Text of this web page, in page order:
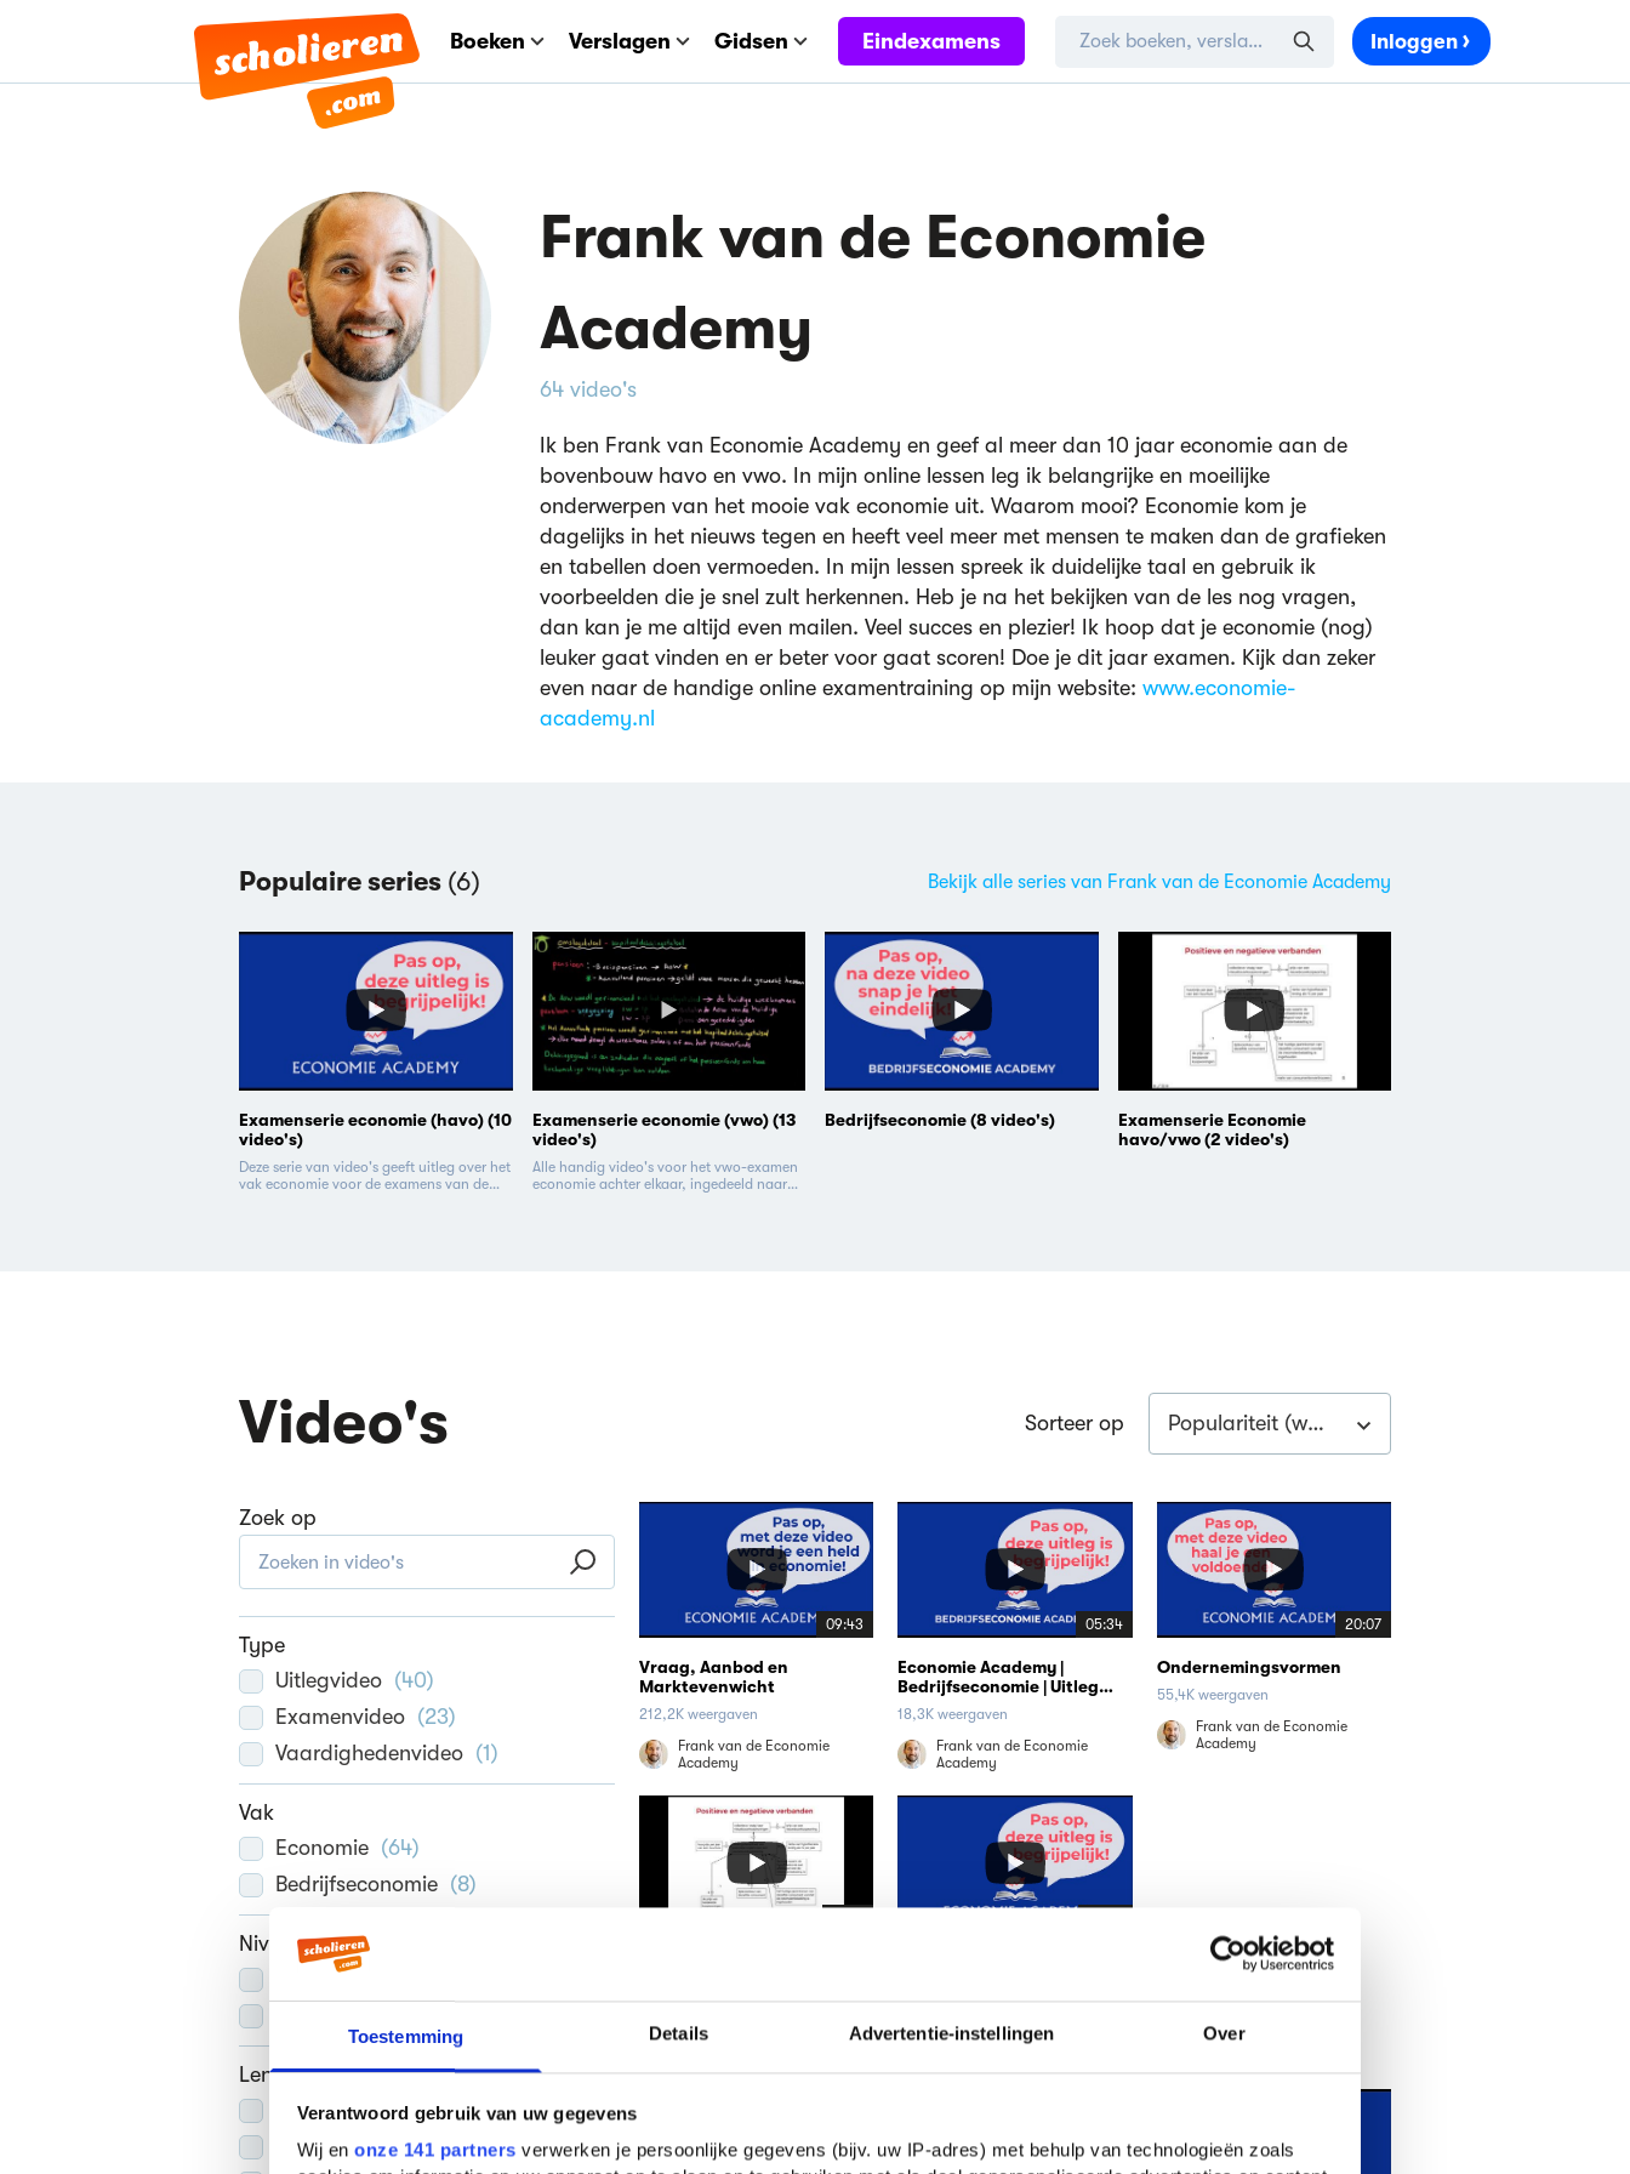
Toestemming Details Advertentie-instellingen Over
Verantwoord gebruik van uw gegevens
Wij en onze 141 partners verwerken je persoonlijke gegevens (bijv. uw IP-adres) met behulp van technologieën zoals
Boeken Verslagen Gidsen Eindexamens Inloggen
Frank van de Economie
Academy
64 video's
Ik ben Frank van Economie Academy en geef al meer dan 10 jaar economie aan de
bovenbouw havo en vwo. In mijn online lessen leg ik belangrijke en moeilijke
onderwerpen van het mooie vak economie uit. Waarom mooi? Economie kom je
dagelijks in het nieuws tegen en heeft veel meer met mensen te maken dan de grafieken
en tabellen doen vermoeden. In mijn lessen spreek ik duidelijke taal en gebruik ik
voorbeelden die je snel zult herkennen. Heb je na het bekijken van de les nog vragen,
dan kan je me altijd even mailen. Veel succes en plezier! Ik hoop dat je economie (nog)
leuker gaat vinden en er beter voor gaat scoren! Doe je dit jaar examen. Kijk dan zeker
even naar de handige online examentraining op mijn website: www.economie-
academy.nl
Populaire series (6) Bekijk alle series van Frank van de Economie Academy
Examenserie economie (havo) (10
video's)
Deze serie van video's geeft uitleg over het
vak economie voor de examens van de
Examenserie economie (vwo) (13
video's)
Alle handig video's voor het vwo-examen
economie achter elkaar, ingedeeld naar
Bedrijfseconomie (8 video's)
Examenserie Economie
havo/vwo (2 video's)
Video's Sorteer op Populariteit (week)
Zoek op
Type
Uitlegvideo (40)
Examenvideo (23)
Vaardighedenvideo (1)
Vak
Economie (64)
Bedrijfseconomie (8)
Niveau
(58
Lengte
Gemiddeld(30)
Lang(22)
09:43
Vraag, Aanbod en
Marktevenwicht
212,2K weergaven
Frank van de Economie
Academy
05:34
Economie Academy |
Bedrijfseconomie | Uitleg
over de debet en creditzijde
van de balans
18,3K weergaven
Frank van de Economie
Academy
20:07
Ondernemingsvormen
55,4K weergaven
Frank van de Economie
Academy
domein A | Vaardigheden
Frank van de Economie
Frank van de Economie